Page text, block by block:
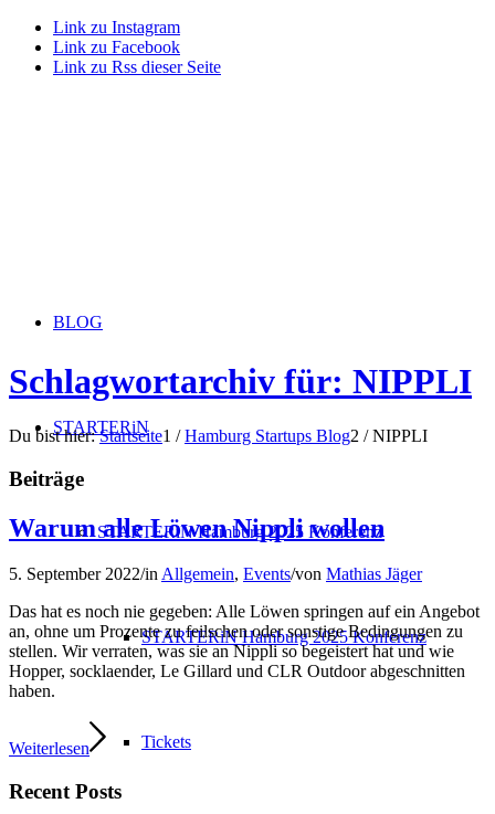
Link zu Instagram
Link zu Facebook
Link zu Rss dieser Seite
BLOG
STARTERiN
STARTERiN Hamburg 2025 Konferenz
STARTERiN Hamburg 2025 Konferenz
Tickets
Schlagwortarchiv für: NIPPLI
Du bist hier: Startseite1 / Hamburg Startups Blog2 / NIPPLI
Beiträge
Warum alle Löwen Nippli wollen
5. September 2022/inAllgemein, Events/von Mathias Jäger
Das hat es noch nie gegeben: Alle Löwen springen auf ein Angebot
an, ohne um Prozente zu feilschen oder sonstige Bedingungen zu
stellen. Wir verraten, was sie an Nippli so begeistert hat und wie
Hopper, socklaender, Le Gillard und CLR Outdoor abgeschnitten
haben.
Weiterlesen
Recent Posts